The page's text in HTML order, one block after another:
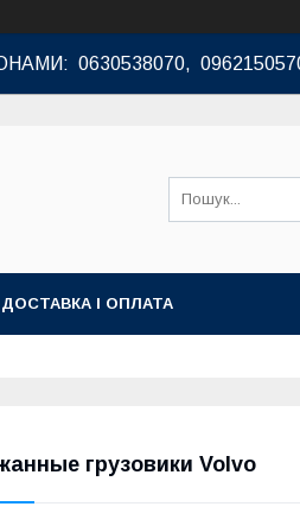
0630538070,
ДОСТАВКА І ОПЛАТА
грузовики Volvo